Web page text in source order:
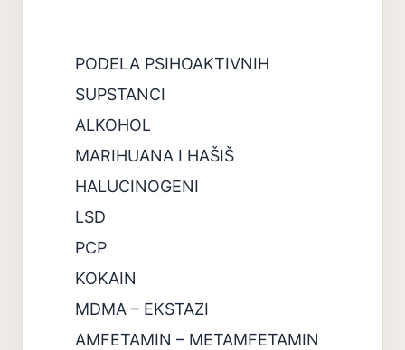
PODELA PSIHOAKTIVNIH
SUPSTANCI
ALKOHOL
MARIHUANA I HAŠIŠ
HALUCINOGENI
LSD
PCP
KOKAIN
MDMA – EKSTAZI
AMFETAMIN – METAMFETAMIN